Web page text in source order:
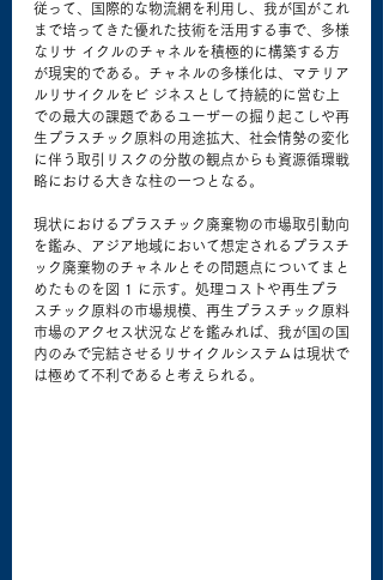
従って、国際的な物流網を利用し、我が国がこれ
まで培ってきた優れた技術を活用する事で、多様
なリサ イクルのチャネルを積極的に構築する方
が現実的である。チャネルの多様化は、マテリア
ルリサイクルをビ ジネスとして持続的に営む上
での最大の課題であるユーザーの掘り起こしや再
生プラスチック原料の用途拡大、社会情勢の変化
に伴う取引リスクの分散の観点からも資源循環戦
略における大きな柱の一つとなる。
現状におけるプラスチック廃棄物の市場取引動向
を鑑み、アジア地域において想定されるプラスチ
ック廃棄物のチャネルとその問題点についてまと
めたものを図 1 に示す。処理コストや再生プラ
スチック原料の市場規模、再生プラスチック原料
市場のアクセス状況などを鑑みれば、我が国の国
内のみで完結させるリサイクルシステムは現状で
は極めて不利であると考えられる。